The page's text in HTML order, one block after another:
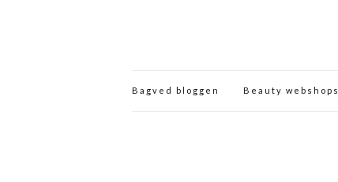
Bagved bloggen Beauty webshops